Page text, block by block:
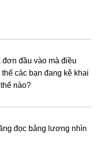
đơn đầu vào mà điều
các bạn đang kê khai
nào?
đọc bảng lương nhìn